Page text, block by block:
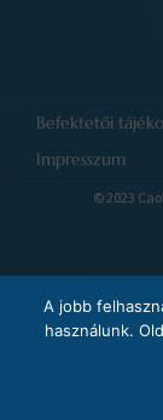
Befektetői
Impresszum
© 2023
A jobb
használunk.